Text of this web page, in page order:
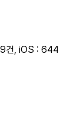
건, iOS : 644